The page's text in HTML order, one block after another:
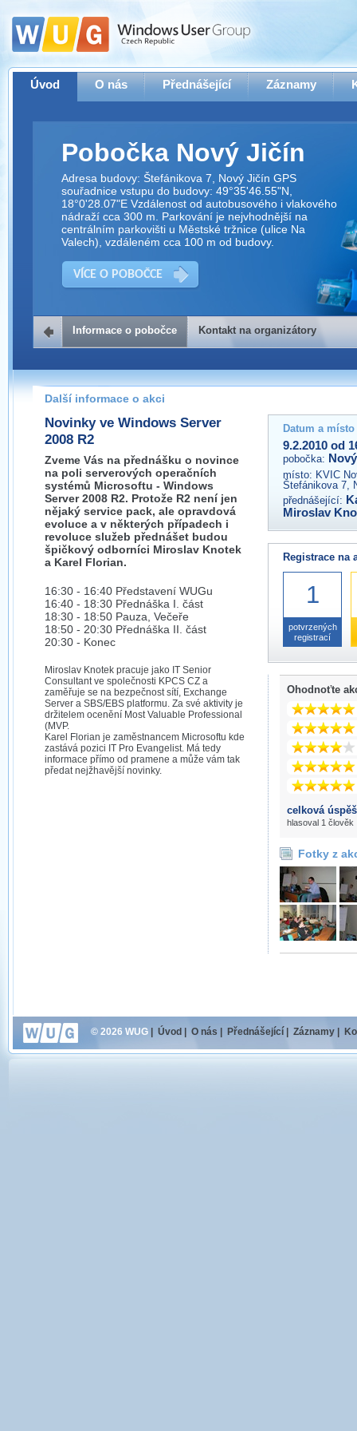
Úvod O nás Přednášející Záznamy
Pobočka Nový Jičín
Adresa budovy: Štefánikova 7, Nový Jičín GPS
souřadnice vstupu do budovy: 49°35'46.55"N,
18°0'28.07"E Vzdálenost od autobusového i vlakového
nádraží cca 300 m. Parkování je nejvhodnější na
centrálním parkovišti u Městské tržnice (ulice Na
Valech), vzdáleném cca 100 m od budovy.
VÍCE O POBOČCE
Kontakt na organizátory
Pokud máte jakýkoliv dotaz na organizátory této akce,
prosím neváhejte nás kontaktovat na e-mailu:
novyjicin@wug.cz
Informace o pobočce Kontakt na organizátory
Další informace o akci
Novinky ve Windows Server
2008 R2
Zveme Vás na přednášku o novince
na poli serverových operačních
systémů Microsoftu - Windows
Server 2008 R2. Protože R2 není jen
nějaký service pack, ale opravdová
evoluce a v některých případech i
revoluce služeb přednášet budou
špičkový odborníci Miroslav Knotek
a Karel Florian.
16:30 - 16:40 Představení WUGu
16:40 - 18:30 Přednáška I. část
18:30 - 18:50 Pauza, Večeře
18:50 - 20:30 Přednáška II. část
20:30 - Konec
Miroslav Knotek pracuje jako IT Senior
Consultant ve společnosti KPCS CZ a
zaměřuje se na bezpečnost sítí, Exchange
Server a SBS/EBS platformu. Za své aktivity je
držitelem ocenění Most Valuable Professional
(MVP.
Karel Florian je zaměstnancem Microsoftu kde
zastává pozici IT Pro Evangelist. Má tedy
informace přímo od pramene a může vám tak
předat nejžhavější novinky.
Datum a
9.2.2010 od
pobočka:
místo: KVIC
Štefánikova 7,
přednášející:
Miroslav
Registrace na
1
potvrzených
registrací
Ohodnoťte
celková
hlasoval 1 člověk
Fotky z
© 2026 WUG Úvod O nás Přednášející Záznamy